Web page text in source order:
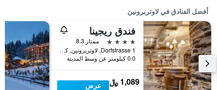
أفضل الفنادق في لاوتربرونين
فندق ريجينا
4 نجوم
ممتاز 8.3
Dorfstrasse 1, لاوتربرونين, كانتون برن, سويسرا
0.0 كيلومتر عن وسط المدينة
1,089 ﷼
عرض